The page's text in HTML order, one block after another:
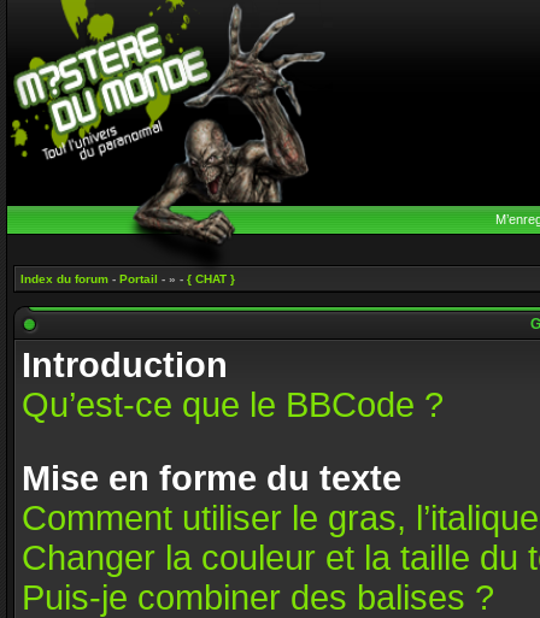
Index du forum - Portail - » - { CHAT }
Introduction
Qu’est-ce que le BBCode ?
Mise en forme du texte
Comment utiliser le gras,
Changer la couleur et la taille du
Puis-je combiner des balises ?